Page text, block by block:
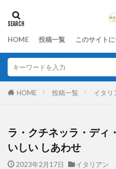
HOME 投稿一覧 このサイト
HOME 投稿一覧 イタリ
ラ・クチネッラ・ディ
いしい しあわせ
2023年2月17日
イタリアン